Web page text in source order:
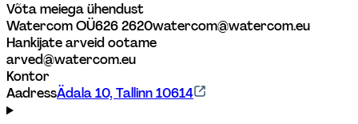
Võta meiega ühendust
Watercom OÜ626 2620watercom@watercom.eu
Hankijate arveid ootame
arved@watercom.eu
Kontor
AadressÄdala 10, Tallinn 10614